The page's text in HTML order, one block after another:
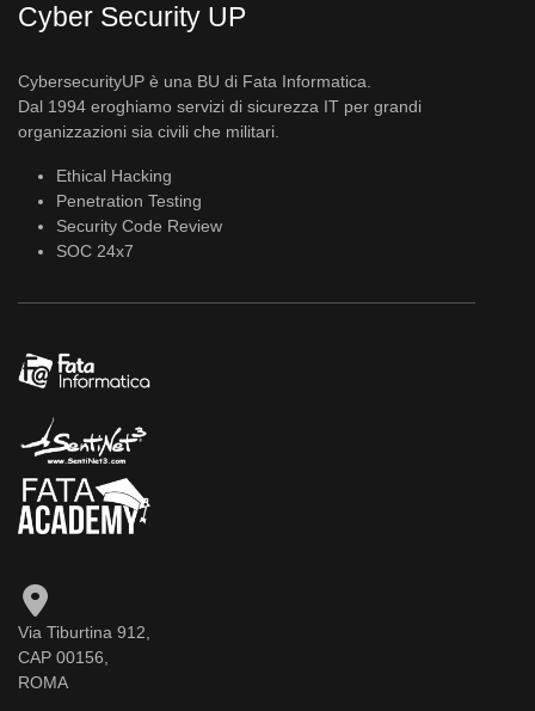
Cyber Security UP
CybersecurityUP è una BU di Fata Informatica.
Dal 1994 eroghiamo servizi di sicurezza IT per grandi
organizzazioni sia civili che militari.
Ethical Hacking
Penetration Testing
Security Code Review
SOC 24x7
Via Tiburtina 912,
CAP 00156,
ROMA